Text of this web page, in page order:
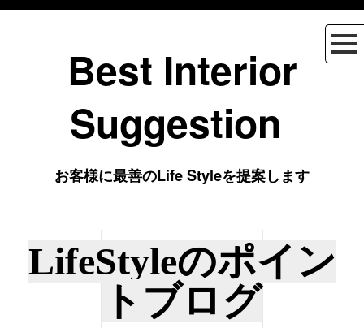
Best Interior
Suggestion
お客様に最善のLife Styleを提案します
LifeStyleのポイン
トブログ